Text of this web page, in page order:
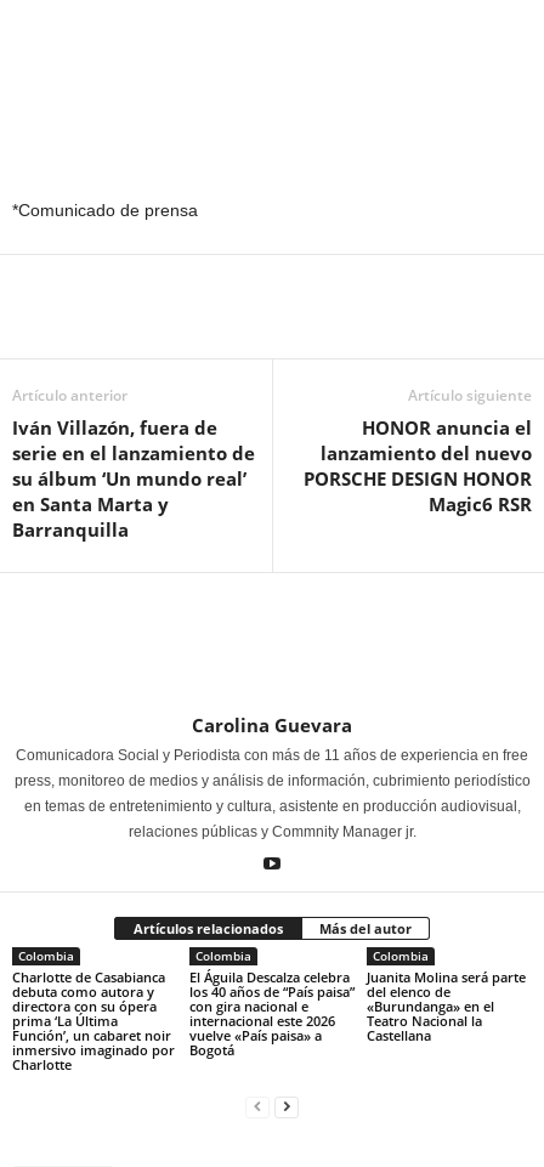
*Comunicado de prensa
Artículo anterior
Iván Villazón, fuera de
serie en el lanzamiento de
su álbum ‘Un mundo real’
en Santa Marta y
Barranquilla
Artículo siguiente
HONOR anuncia el
lanzamiento del nuevo
PORSCHE DESIGN HONOR
Magic6 RSR
Carolina Guevara
Comunicadora Social y Periodista con más de 11 años de experiencia en free
press, monitoreo de medios y análisis de información, cubrimiento periodístico
en temas de entretenimiento y cultura, asistente en producción audiovisual,
relaciones públicas y Commnity Manager jr.
Artículos relacionados Más del autor
Colombia
Charlotte de Casabianca
debuta como autora y
directora con su ópera
prima ‘La Última
Función’, un cabaret noir
inmersivo imaginado por
Charlotte
Colombia
El Águila Descalza celebra
los 40 años de “País paisa”
con gira nacional e
internacional este 2026
vuelve «País paisa» a
Bogotá
Colombia
Juanita Molina será parte
del elenco de
«Burundanga» en el
Teatro Nacional la
Castellana